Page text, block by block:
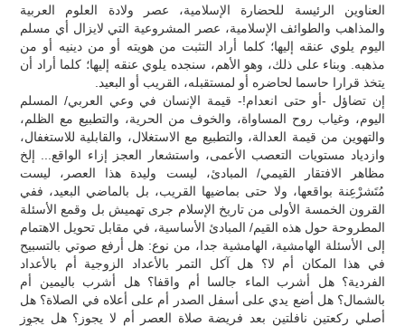
العناوين الرئيسة للحضارة الإسلامية، عصر ولادة العلوم العربية
والمذاهب والطوائف الإسلامية، عصر المشروعية التي لايزال أي مسلم
اليوم يلوي عنقه إليها؛ كلما أراد التثبت من هويته أو من دينيه أو من
مذهبه. وبناء على ذلك، وهو الأهم، سنجده يلوي عنقه إليها؛ كلما أراد أن
يتخذ قرارا حاسما لحاضره أو لمستقبله، القريب أو البعيد.
إن تضاؤل -أو حتى انعدام!- قيمة الإنسان في وعي العربي/ المسلم
اليوم، وغياب روح المساواة، والخوف من الحرية، والتطبيع مع الظلم،
والتهوين من قيمة العدالة، والتطبيع مع الاستغلال، والقابلية للاستغفال،
وازدياد مستويات التعصب الأعمى، واستشعار العجز إزاء الواقع... إلخ
مظاهر الافتقار القيمي/ المبادئ، ليست وليدة هذا العصر، ليست
مُتَشرْعِنة بواقعها، ولا حتى بماضيها القريب، بل بالماضي البعيد، ففي
القرون الخمسة الأولى من تاريخ الإسلام جرى تهميش بل وقمع الأسئلة
المطروحة حول هذه القيم/ المبادئ الأساسية، في مقابل تحويل الاهتمام
إلى الأسئلة الهامشية، الهامشية جدا، من نوع: هل أرفع صوتي بالتسبيح
في هذا المكان أم لا؟ هل آكل التمر بالأعداد الزوجية أم بالأعداد
الفردية؟ هل أشرب الماء جالسا أم واقفا؟ هل أشرب باليمين أم
بالشمال؟ هل أضع يدي على أسفل الصدر أم على أعلاه في الصلاة؟ هل
أصلي ركعتين نافلتين بعد فريضة صلاة العصر أم لا يجوز؟ هل يجوز